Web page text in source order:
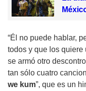
“Él no puede hablar,
todos y que los quiere
se armó otro
tan sólo cuatro
we kum”, que es un